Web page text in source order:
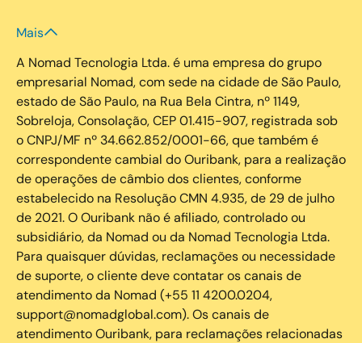
Mais
A Nomad Tecnologia Ltda. é uma empresa do grupo
empresarial Nomad, com sede na cidade de São Paulo,
estado de São Paulo, na Rua Bela Cintra, nº 1149,
Sobreloja, Consolação, CEP 01.415-907, registrada sob
o CNPJ/MF nº 34.662.852/0001-66, que também é
correspondente cambial do Ouribank, para a realização
de operações de câmbio dos clientes, conforme
estabelecido na Resolução CMN 4.935, de 29 de julho
de 2021. O Ouribank não é afiliado, controlado ou
subsidiário, da Nomad ou da Nomad Tecnologia Ltda.
Para quaisquer dúvidas, reclamações ou necessidade
de suporte, o cliente deve contatar os canais de
atendimento da Nomad (+55 11 4200.0204,
support@nomadglobal.com). Os canais de
atendimento Ouribank, para reclamações relacionadas